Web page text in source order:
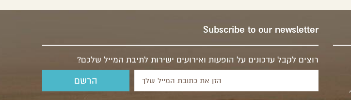
,
Subscribe to our newsletter
רוצים לקבל עדכונים על הופעות ואירועים ישירות לתיבת המייל שלכם?